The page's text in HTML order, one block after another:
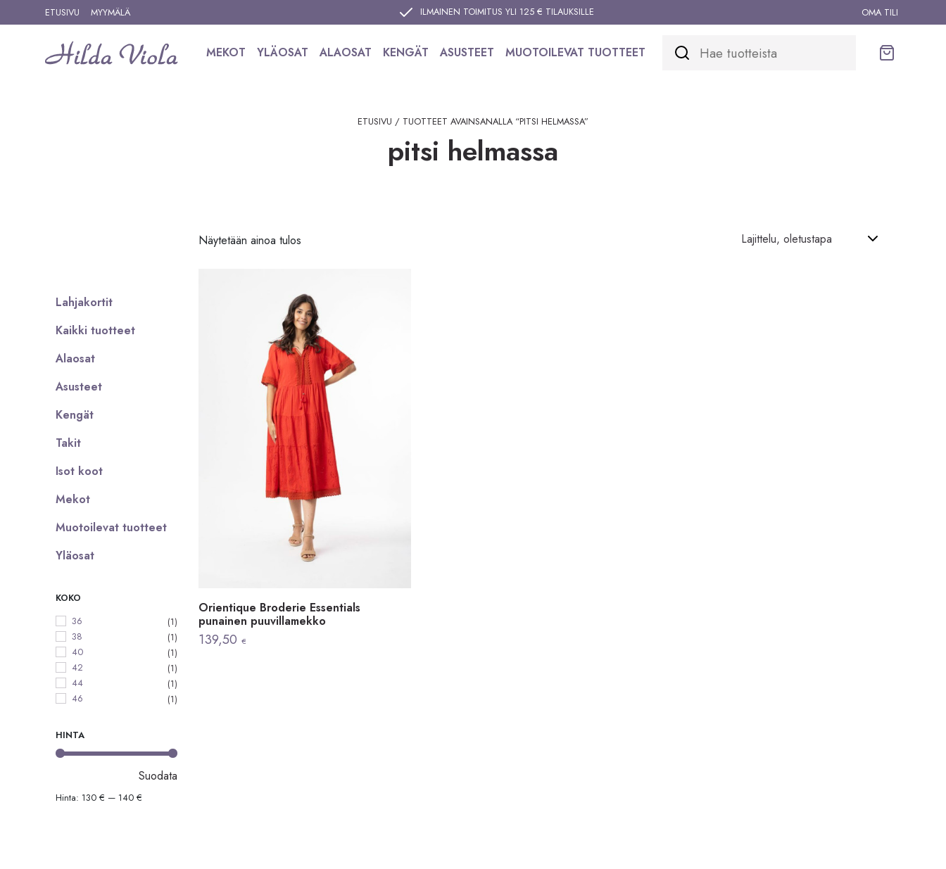
Siirry sisältöön
ETUSIVU MYYMÄLÄ ILMAINEN TOIMITUS YLI 125 € TILAUKSILLE OMA TILI
MEKOT YLÄOSAT ALAOSAT KENGÄT ASUSTEET MUOTOILEVAT TUOTTEET Ostoskori
ETUSIVU / TUOTTEET AVAINSANALLA “PITSI HELMASSA”
pitsi helmassa
Lahjakortit
Kaikki tuotteet
Alaosat
Asusteet
Kengät
Takit
Isot koot
Mekot
Muotoilevat tuotteet
Yläosat
KOKO
36
(1)
38
(1)
40
(1)
42
(1)
44
(1)
46
(1)
HINTA
Minimihinta
Maksimihinta
Suodata
Hinta: 130 € — 140 €
Näytetään ainoa tulos
Orientique Broderie Essentials
punainen puuvillamekko
139,50 €